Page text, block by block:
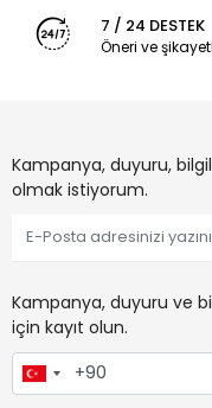
7 / 24 DESTEK
Öneri ve
Kampanya, duyuru,
olmak istiyorum.
Kampanya, duyuru ve
için kayıt olun.